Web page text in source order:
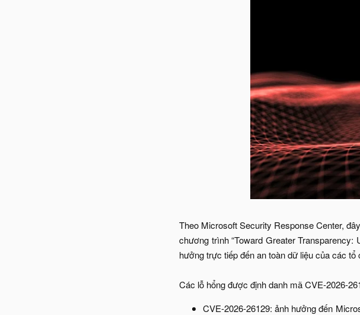
Theo Microsoft Security Response Center,
chương trình “Toward Greater
hưởng trực tiếp đến an toàn dữ liệu của các tổ
Các lỗ hổng được định danh mã CVE-2026-
CVE-2026-26129: ảnh hưởng đến